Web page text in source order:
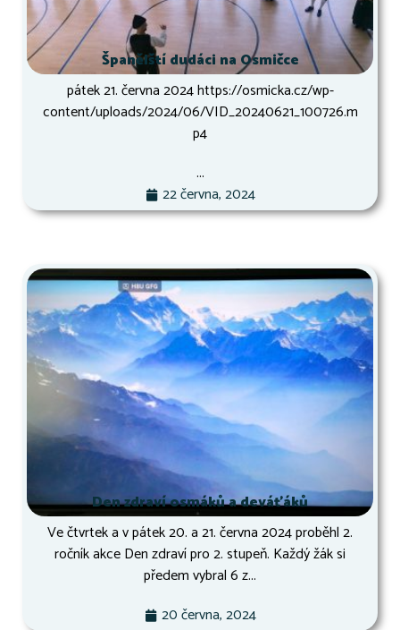
Španělští dudáci na Osmičce
pátek 21. června 2024 https://osmicka.cz/wp-
content/uploads/2024/06/VID_20240621_100726.m
p4
...
22 června, 2024
Den zdraví osmáků a deváťáků
Ve čtvrtek a v pátek 20. a 21. června 2024 proběhl 2.
ročník akce Den zdraví pro 2. stupeň. Každý žák si
předem vybral 6 z...
20 června, 2024